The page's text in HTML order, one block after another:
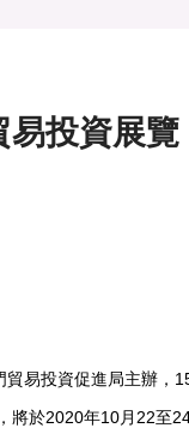
易投資展覽
貿易投資促進局主辦，
將於2020年10月22至